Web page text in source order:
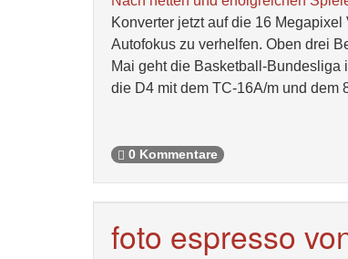
Konverter jetzt auf die 16
Autofokus zu verhelfen. Oben drei
Mai geht die Basketball-
die D4 mit dem TC-16A/m und dem
0 Kommentare
foto espresso